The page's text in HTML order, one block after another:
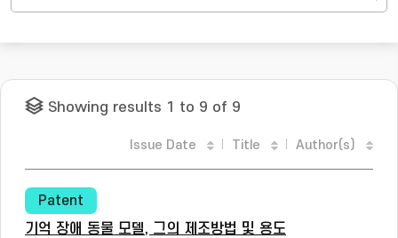
Showing results 1 to 9 of 9
Issue Date Title Author(s)
Patent
기억 장애 동물 모델, 그의 제조방법 및 용도